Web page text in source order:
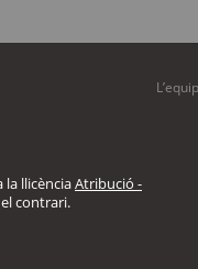
L’equip
llicènciaAtribució -
contrari.